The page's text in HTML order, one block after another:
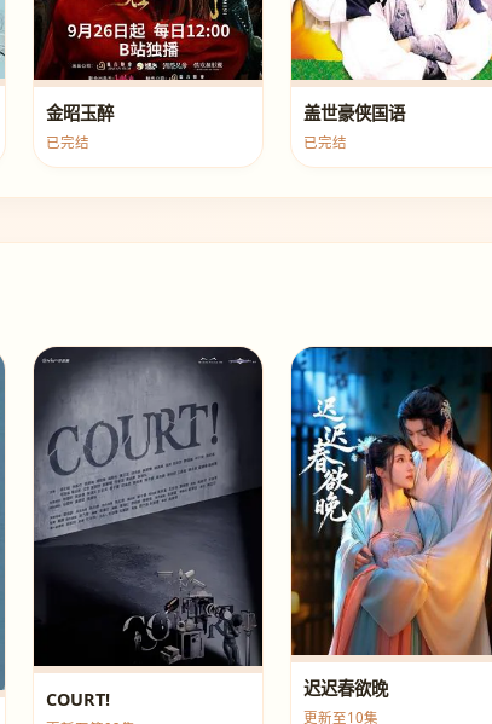
金昭玉醉
已完结
盖世豪侠国语
已完结
COURT! 迟迟春欲晚
更新至10集